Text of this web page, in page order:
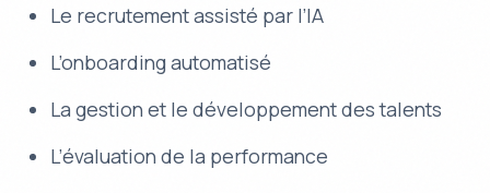
Le recrutement assisté par l’IA
L’onboarding automatisé
La gestion et le développement des talents
L’évaluation de la performance